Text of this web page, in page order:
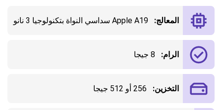
المعالج: Apple A19 سداسي النواة بتكنولوجيا 3 نانو
الرام: 8 جيجا
التخزين: 256 أو 512 جيجا